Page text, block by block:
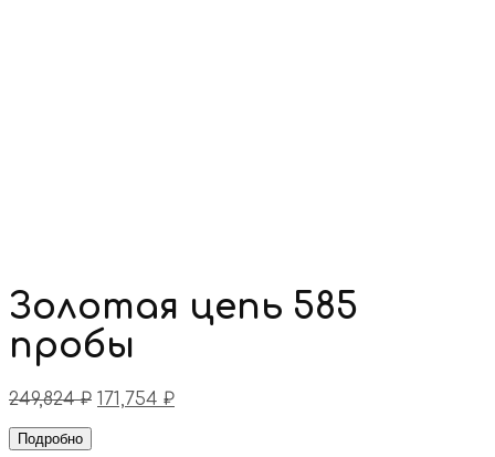
Золотая цепь 585
пробы
249,824₽ 171,754 ₽
Подробно